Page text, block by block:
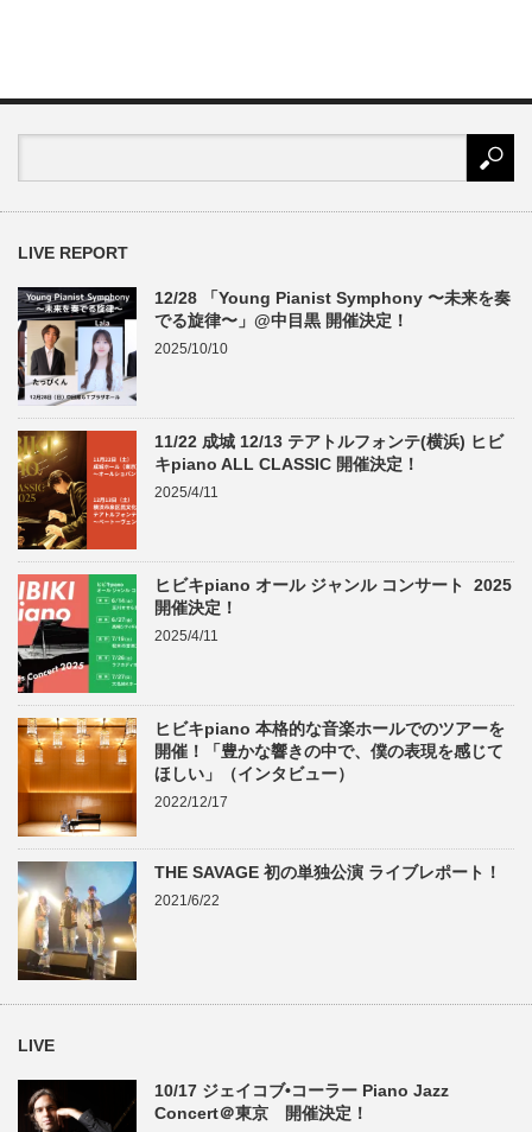
LIVE REPORT
12/28 「Young Pianist Symphony 〜未来を奏
でる旋律〜」@中目黒 開催決定！
2025/10/10
11/22 成城 12/13 テアトルフォンテ(横浜) ヒビ
キpiano ALL CLASSIC 開催決定！
2025/4/11
ヒビキpiano オール ジャンル コンサート 2025
開催決定！
2025/4/11
ヒビキpiano 本格的な音楽ホールでのツアーを
開催！「豊かな響きの中で、僕の表現を感じて
ほしい」（インタビュー）
2022/12/17
THE SAVAGE 初の単独公演 ライブレポート！
2021/6/22
LIVE
10/17 ジェイコブ•コーラー Piano Jazz
Concert＠東京 開催決定！